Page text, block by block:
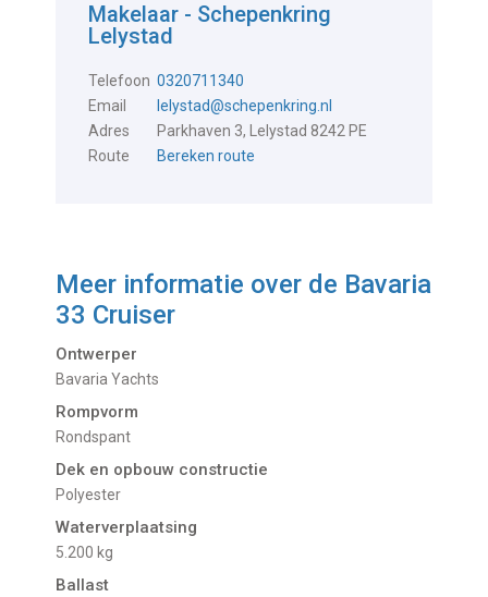
Makelaar - Schepenkring
Lelystad
Telefoon 0320711340
Email
lelystad@schepenkring.nl
Adres
Parkhaven 3, Lelystad 8242 PE
Route
Bereken route
Meer informatie over de Bavaria
33 Cruiser
Ontwerper
Bavaria Yachts
Rompvorm
Rondspant
Dek en opbouw constructie
Polyester
Waterverplaatsing
5.200 kg
Ballast